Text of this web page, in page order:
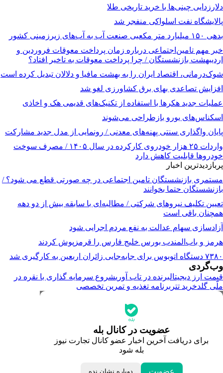
دلارزدایی چینی‌ها با خرید تاریخی طلا
پالایشگاه نفت اسلواکی منفجر شد
بدهی ۱۵۰ میلیارد متر مکعبی صنعت آب به آب‌های زیرزمینی کشور
خبر مهم تامین‌اجتماعی درباره زمان پرداخت معوقات فروردین و
اردیبهشت بازنشستگان / چرا پرداخت معوقات به تاخیر افتاد؟
شوک‌درمانی، اقتصاد ایران را به بهشت مافیا و دلالان تبدیل کرده است
افزایش تصاعدی بهای برق کشاورزی لغو شد
عملیات جدید هکرها با استفاده از تکنیک‌های قدیمی هک و اخاذی
اسکناس‌های یورو بازطراحی می‌شوند
پایان واگذاری‌ سنتی پهنه‌های معدنی / رونمایی از مدل جدید مشارکت
واردات ۲۵ هزار خودروی کارکرده در سال ۱۴۰۵ / مصرف سوخت
خودرو‌ها قابلیت کاهش دارد
پربازدیدترین اخبار
مستمری بازنشستگان تامین اجتماعی در چه صورتی قطع می شود؟ /
بازنشستگان حتما بخوانند
تعیین تکلیف نیروهای شرکتی / مطالبه‌ای با سابقه بیش از دو دهه
همچنان باقی است
آزادسازی سهام عدالت به نفع مردم اجرایی شود
هرمز و باب‌المندب بورس خلیج فارس را قرمزپوش کردند
۷۳۸۰ دستگاه اتوبوس برای جابه‌جایی زائران اربعین به‌ کارگیری شد
وب‌گردی
قیمت ارز دیجیتالبرنده در تاب آوریشروع سرمایه گذاری با نقره در
ملّی گلدخرید تتر برنامه تغذیه و تمرین تخصصی
عضویت در کانال بله
برای دریافت آخرین اخبار عضو کانال تجارت نیوز
بله شود
عضویت دوباره نشان نده
جدیدترین قیمت‌ها
قیمت درهم امارات
لحظه تحویل سال